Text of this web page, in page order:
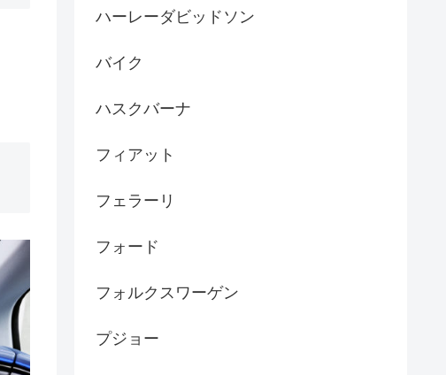
ハーレーダビッドソン
バイク
ハスクバーナ
フィアット
フェラーリ
フォード
フォルクスワーゲン
プジョー